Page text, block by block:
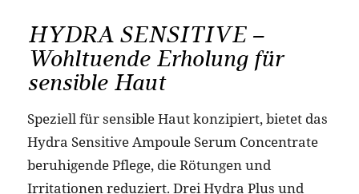
HYDRA SENSITIVE –
Wohltuende Erholung für
sensible Haut
Speziell für sensible Haut konzipiert, bietet das
Hydra Sensitive Ampoule Serum Concentrate
beruhigende Pflege, die Rötungen und
Irritationen reduziert. Drei Hydra Plus und